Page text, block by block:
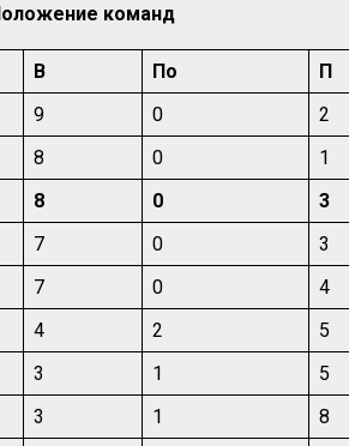
команд
В По П
9 0 2
8 0 1
8 0 3
7 0 3
7 0 4
4 2 5
3 1 5
3 1 8